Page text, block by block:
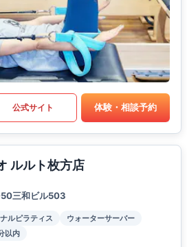
公式サイト 体験・相談予約
ルルト枚方店
三和ビル503
ルピラティス
ウォーターサーバー
以内